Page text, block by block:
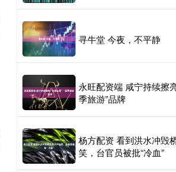
寻牛堂 今夜，不平静
永旺配资端 咸宁持续擦
季旅游”品牌
杨方配资 看到洪水冲毁
笑，台官员被批“冷血”